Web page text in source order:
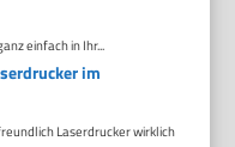
einfach in Ihr...
im
Laserdrucker wirklich